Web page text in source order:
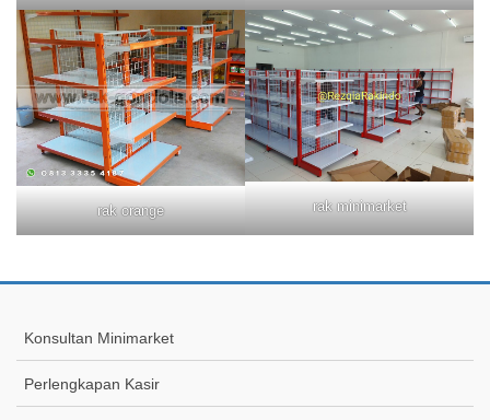
rak orange rak minimarket
Konsultan Minimarket
Perlengkapan Kasir